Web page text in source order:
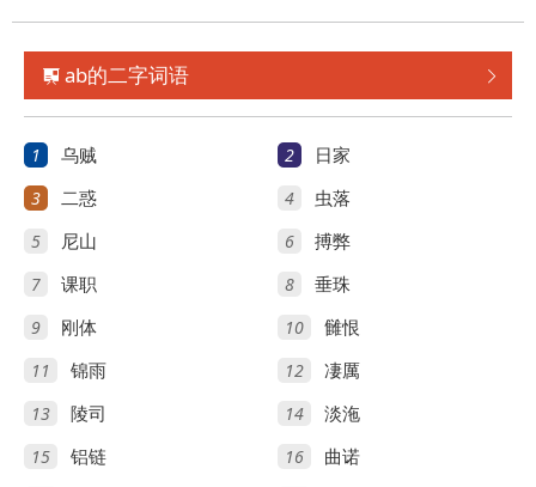

 ab的二字词语
1 乌贼 2 日家
3 二惑 4 虫落
5 尼山 6 搏弊
7 课职 8 垂珠
9 刚体 10 雠恨
11 锦雨 12 凄厲
13 陵司 14 淡沲
15 铝链 16 曲诺